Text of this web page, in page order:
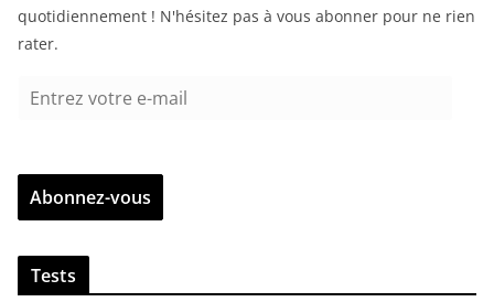
quotidiennement ! N'hésitez pas à vous abonner pour ne rien
rater.
r
z
v
Abonnez-vous
Tests